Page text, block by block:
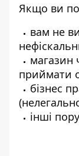
Якщо ви
вам не
магазин
приймати
бізнес
інші